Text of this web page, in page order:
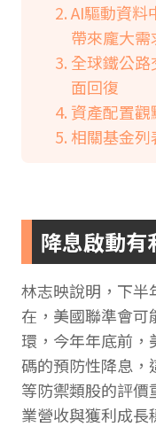
AI驅動資料
帶來龐大需
全球鐵公
面回復
資產配置觀
相關基金列
降息啟動有
林志映說明，下半
在，美國聯準會可
環，今年年底前
碼的預防性降息，
等防禦類股的評
業營收與獲利成